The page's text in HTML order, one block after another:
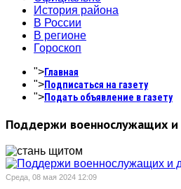
История района
В России
В регионе
Гороскоп
">Главная
">Подписаться на газету
">Подать объявление в газету
Поддержи военнослужащих
Среда, 08 мая 2024 12:09